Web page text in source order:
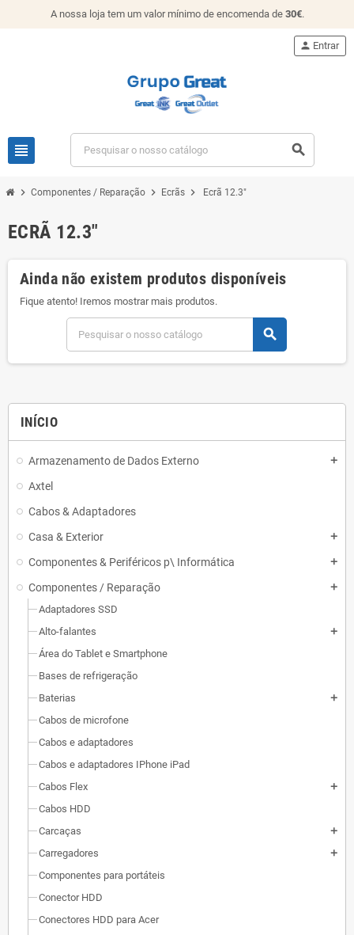
A nossa loja tem um valor mínimo de encomenda de 30€.
view_headline search
person Entrar
chevron_right Componentes / Reparação chevron_right Ecrãs chevron_right Ecrã 12.3"
INÍCIO
Armazenamento de Dados Externo add
Axtel
Cabos & Adaptadores
Casa & Exterior
add
Componentes & Periféricos p\ Informática add
Componentes / Reparação add
Adaptadores SSD
Alto-falantes
add
Área do Tablet e Smartphone
Bases de refrigeração
Baterias
add
Cabos de microfone
Cabos e adaptadores
Cabos e adaptadores IPhone iPad
Cabos Flex
add
Cabos HDD
Carcaças
add
Carregadores add
Componentes para portáteis
Conector HDD
Conectores HDD para Acer
ECRÃ 12.3"
Ainda não existem produtos disponíveis
Fique atento! Iremos mostrar mais produtos.
search